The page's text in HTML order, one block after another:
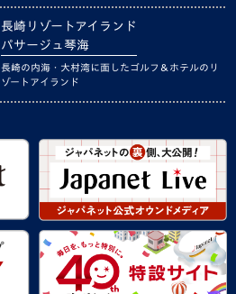
長崎リゾートアイランド
パサージュ琴海
長崎の内海・大村湾に面したゴルフ＆ホテルのリ
ゾートアイランド